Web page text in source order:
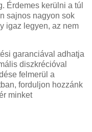
Érdemes kerülni a túl
sajnos nagyon sok
igaz legyen, az nem
garanciával adhatja
diszkrécióval
felmerül a
forduljon hozzánk
minket